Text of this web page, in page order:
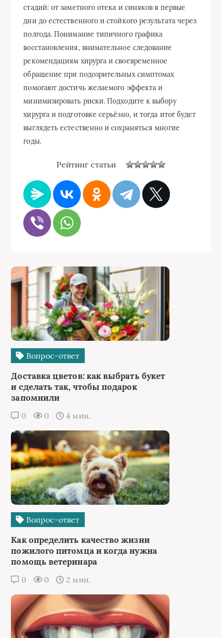
стадий: от заметного отека и синяков в первые
дни до естественного и стойкого результата через
полгода. Понимание типичного графика
восстановления, внимательное следование
рекомендациям хирурга и своевременное
обращение при подозрительных симптомах
помогают достичь желаемого эффекта и
минимизировать риски. Подходите к выбору
хирурга и подготовке серьёзно, и тогда итог будет
выглядеть естественно и сохраняться многие
годы.
Рейтинг статьи
Вопрос-ответ
Доставка цветов: как выбрать букет
и сделать так, чтобы подарок
запомнили
0 0 4 мин.
Вопрос-ответ
Как определить качество жизни
пожилого питомца и когда нужна
помощь ветеринара
0 0 2 мин.